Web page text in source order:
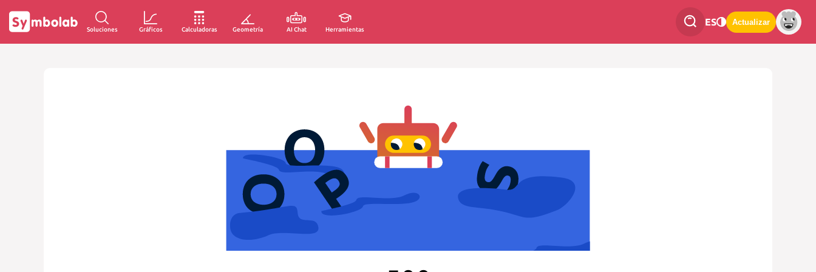
Soluciones Gráficos Calculadoras Geometría AI Chat Herramientas
ES Actualizar